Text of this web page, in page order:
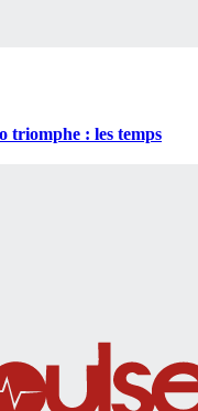
triomphe : les temps